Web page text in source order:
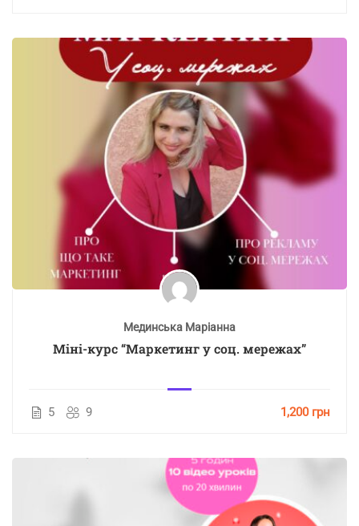
Мединська Маріанна
Міні-курс “Маркетинг у соц. мережах”
5 9 1,200 грн